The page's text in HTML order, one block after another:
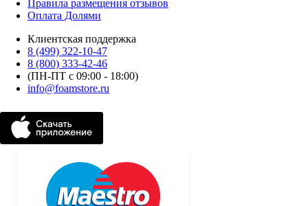
Правила размещения отзывов
Оплата Долями
Клиентская поддержка
8 (499) 322-10-47
8 (800) 333-42-46
(ПН-ПТ с 09:00 - 18:00)
info@foamstore.ru